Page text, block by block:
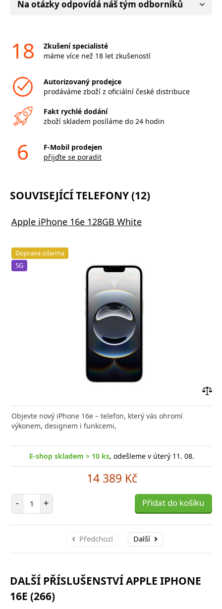
Na otázky odpovídá náš tým odborníků
18
Zkušení specialisté
máme více než 18 let zkušeností
Autorizovaný prodejce
prodáváme zboží z oficiální české distribuce
Fakt rychlé dodání
zboží skladem posíláme do 24 hodin
6
F-Mobil prodejen
přijďte se poradit
SOUVISEJÍCÍ TELEFONY (12)
Apple iPhone 16e 128GB White
Doprava zdarma
5G
Objevte nový iPhone 16e – telefon, který vás ohromí
výkonem, designem i funkcemi,
E-shop skladem > 10 ks, odešleme v úterý 11. 08.
14 389 Kč
- Počet položek
+ Přidat do košíku
Předchozí Další
DALŠÍ PŘÍSLUŠENSTVÍ APPLE IPHONE
16E (266)